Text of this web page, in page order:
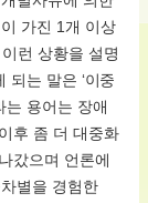
가진 1개 이상
런 상황을 설명
되는 말은 ‘이중
는 용어는 장애
후 좀 더 대중화
갔으며 언론에
별을 경험한